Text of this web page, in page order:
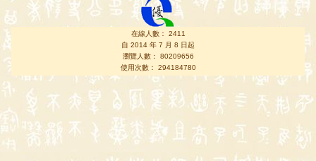
在線人數： 2411
自 2014 年 7 月 8 日起
瀏覽人數： 80209656
使用次數： 294184780